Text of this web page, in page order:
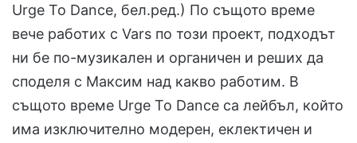
Urge To Dance, бел.ред.) По същото време
вече работих с Vars по този проект, подходът
ни бе по-музикален и органичен и реших да
споделя с Максим над какво работим. В
същото време Urge To Dance са лейбъл, който
има изключително модерен, еклектичен и